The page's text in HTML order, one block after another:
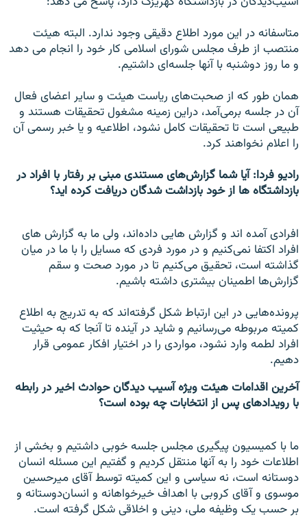
متاسفانه در اين مورد اطلاع دقيقی وجود ندارد. البته هيئت
منتصب از طرف مجلس شورای اسلامی کار خود را انجام می دهد
و ما روز دوشنبه با آنها جلسه‌ای داشتيم.
همان طور که از صحبت‌های رياست هيئت و ساير اعضای فعال
آن در جلسه برمی‌آمد، دراين زمينه مشغول تحقيقات هستند و
طبيعی است تا تحقيقات کامل نشود، اطلاعيه و يا خبر رسمی آن
را اعلام نخواهند کرد.
راديو فردا: آيا شما گزارش‌های مستندی مبنی بر رفتار با افراد در
بازداشتگاه ها از خود بازداشت شدگان دريافت کرده ايد؟
افرادی آمده اند و گزارش هايی داده‌اند، ولی ما به گزارش های
افراد اکتفا نمی‌کنيم و در مورد فردی که مسايل را با ما در ميان
گذاشته است، تحقيق می‌کنيم تا در مورد صحت و سقم
گزارش‌ها اطمينان بيشتری داشته باشيم.
پرونده‌هايی در اين ارتباط شکل گرفته‌اند که به تدريج به اطلاع
کميته مربوطه می‌رسانيم و شايد در آينده تا آنجا که به حيثيت
افراد لطمه وارد نشود، مواردی را در اختيار افکار عمومی قرار
دهيم.
آخرين اقدامات هيئت ويژه آسيب ديدگان حوادث اخير در رابطه
با رويدادهای پس از انتخابات چه بوده است؟
ما با کميسيون پيگيری مجلس جلسه خوبی داشتيم و بخشی از
اطلاعات خود را به آنها منتقل کرديم و گفتيم اين مسئله انسان
دوستانه است، نه سياسی و اين کميته توسط آقای ميرحسين
موسوی و آقای کروبی با اهداف خيرخواهانه و انسان‌دوستانه و
بر حسب يک وظيفه ملی، دينی و اخلاقی شکل گرفته است.